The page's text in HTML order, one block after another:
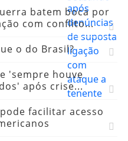
batem boca por
com conflito...
o do Brasil?
'sempre houve
após crise...
facilitar acesso